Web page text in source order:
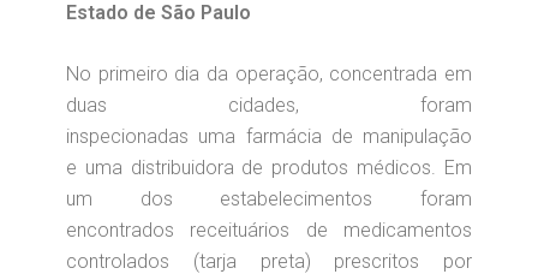
Estado de São Paulo
No primeiro dia da operação, concentrada em
duas cidades, foram
inspecionadas uma farmácia de manipulação
e uma distribuidora de produtos médicos. Em
um dos estabelecimentos foram
encontrados receituários de medicamentos
controlados (tarja preta) prescritos por